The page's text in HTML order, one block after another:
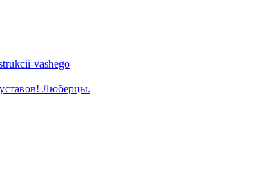
vashego
Люберцы.